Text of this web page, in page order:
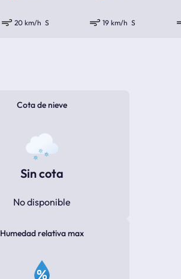
20 km/h S 19 km/h S
Cota de nieve
Sin cota
No disponible
Humedad relativa max